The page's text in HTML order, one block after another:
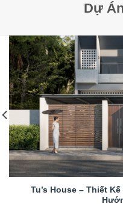
Dự
Tu’s House – Thiết